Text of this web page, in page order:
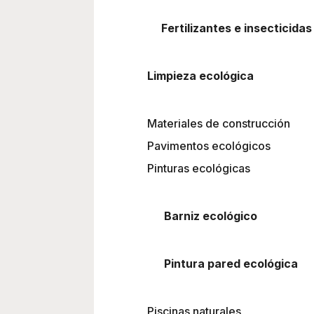
Fertilizantes e insecticidas
Limpieza ecológica
Materiales de construcción
Pavimentos ecológicos
Pinturas ecológicas
Barniz ecológico
Pintura pared ecológica
Piscinas naturales